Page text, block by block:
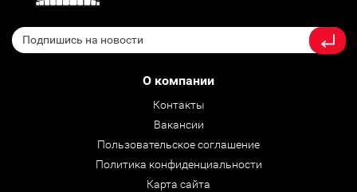
О компании
Контакты
Вакансии
Пользовательское соглашение
Политика конфиденциальности
Карта сайта